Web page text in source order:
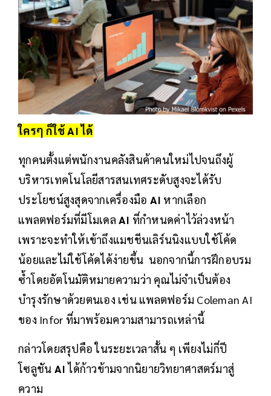
ใครๆ ก็ใช้ AI ได้
ทุกคนตั้งแต่พนักงานคลังสินค้าคนใหม่ไปจนถึงผู้
บริหารเทคโนโลยีสารสนเทศระดับสูงจะได้รับ
ประโยชน์สูงสุดจากเครื่องมือ AI หากเลือก
แพลตฟอร์มที่มีโมเดล AI ที่กำหนดค่าไว้ล่วงหน้า
เพราะจะทำให้เข้าถึงแมชชีนเลิร์นนิงแบบใช้โค้ด
น้อยและไม่ใช้โค้ดได้ง่ายขึ้น นอกจากนี้การฝึกอบรม
ซ้ำโดยอัตโนมัติหมายความว่า คุณไม่จำเป็นต้อง
บำรุงรักษาด้วยตนเอง เช่น แพลตฟอร์ม Coleman AI
ของ Infor ที่มาพร้อมความสามารถเหล่านี้
กล่าวโดยสรุปคือ ในระยะเวลาสั้น ๆ เพียงไม่กี่ปี
โซลูชัน AIได้ก้าวข้ามจากนิยายวิทยาศาสตร์มาสู่
ความ